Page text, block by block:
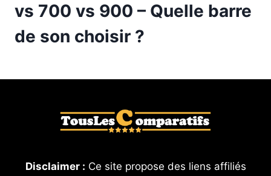
vs 700 vs 900 – Quelle barre
de son choisir ?
Disclaimer : Ce site propose des liens affiliés